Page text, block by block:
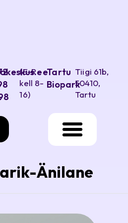
(E-R
kell 8-
16)
Tartu
Biopark
Tiigi 61b,
50410,
Tartu
Änilane